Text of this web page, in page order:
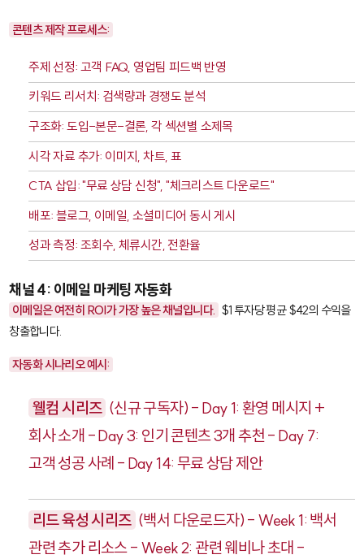
콘텐츠 제작 프로세스:
주제 선정: 고객 FAQ, 영업팀 피드백 반영
키워드 리서치: 검색량과 경쟁도 분석
구조화: 도입-본문-결론, 각 섹션별 소제목
시각 자료 추가: 이미지, 차트, 표
CTA 삽입: "무료 상담 신청", "체크리스트 다운로드"
배포: 블로그, 이메일, 소셜미디어 동시 게시
성과 측정: 조회수, 체류시간, 전환율
채널 4: 이메일 마케팅 자동화
이메일은 여전히 ROI가 가장 높은 채널입니다. $1 투자당 평균 $42의 수익을
창출합니다.
자동화 시나리오 예시:
웰컴 시리즈 (신규 구독자) - Day 1: 환영 메시지 +
회사 소개 - Day 3: 인기 콘텐츠 3개 추천 - Day 7:
고객 성공 사례 - Day 14: 무료 상담 제안
리드 육성 시리즈 (백서 다운로드자) - Week 1: 백서
관련 추가 리소스 - Week 2: 관련 웨비나 초대 -